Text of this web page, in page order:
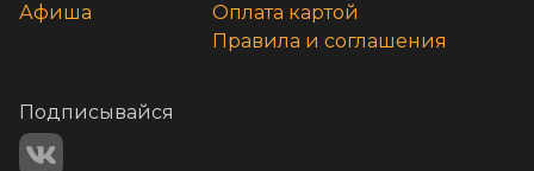
Афиша
Оплата картой
Правила и соглашения
Подписывайся